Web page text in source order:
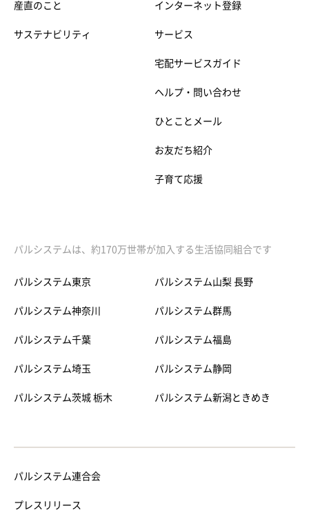
産直のこと
サステナビリティ
インターネット登録
サービス
宅配サービスガイド
ヘルプ・問い合わせ
ひとことメール
お友だち紹介
子育て応援
パルシステムは、約170万世帯が加入する生活協同組合です
パルシステム東京
パルシステム神奈川
パルシステム千葉
パルシステム埼玉
パルシステム茨城 栃木
パルシステム山梨 長野
パルシステム群馬
パルシステム福島
パルシステム静岡
パルシステム新潟ときめき
パルシステム連合会
プレスリリース